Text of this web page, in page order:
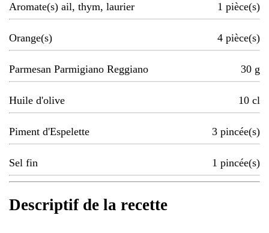
Aromate(s) ail, thym, laurier 1 pièce(s)
Orange(s) 4 pièce(s)
Parmesan Parmigiano Reggiano 30 g
Huile d'olive 10 cl
Piment d'Espelette 3 pincée(s)
Sel fin 1 pincée(s)
Descriptif de la recette